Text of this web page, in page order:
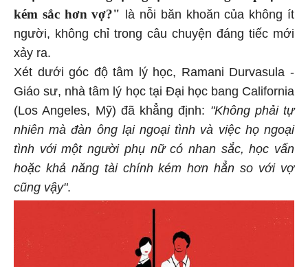
kém sắc hơn vợ?" là nỗi băn khoăn của không ít
người, không chỉ trong câu chuyện đáng tiếc mới
xảy ra.
Xét dưới góc độ tâm lý học, Ramani Durvasula -
Giáo sư, nhà tâm lý học tại Đại học bang California
(Los Angeles, Mỹ) đã khẳng định: "Không phải tự
nhiên mà đàn ông lại ngoại tình và việc họ ngoại
tình với một người phụ nữ có nhan sắc, học vấn
hoặc khả năng tài chính kém hơn hẳn so với vợ
cũng vậy".